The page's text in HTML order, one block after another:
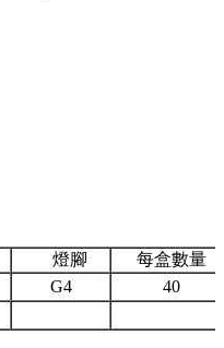
燈腳
每盒數量
G4 40